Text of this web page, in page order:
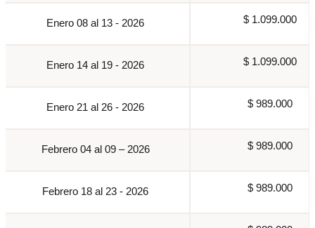
Enero 08 al 13 - 2026 $ 1.099.000
Enero 14 al 19 - 2026 $ 1.099.000
Enero 21 al 26 - 2026 $ 989.000
Febrero 04 al 09 – 2026 $ 989.000
Febrero 18 al 23 - 2026 $ 989.000